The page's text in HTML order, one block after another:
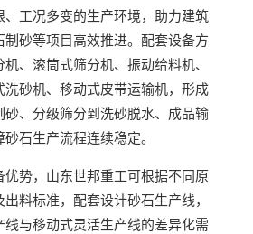
、工况多变的生产环境，助力建筑
制砂等项目高效推进。配套设备方
、滚筒式筛分机、振动给料机、
洗砂机、移动式皮带运输机，形成
砂、分级筛分到洗砂脱水、成品输
石生产流程连续稳定。
优势，山东世邦重工可根据不同原
料标准，配套设计砂石生产线，
线与移动式灵活生产线的差异化需